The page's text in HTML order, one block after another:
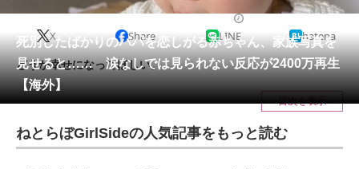
リサーチ
会員記事
メディア
注目記事を集めた総合ページ
ITの今と未来を見通す
死別したばかりのパパを恋しがる赤ちゃん、家族写真を
見せると…… 涙なしでは見られない反応が2400万再生
【海外】
X Share LINE hatena
どうか幸せになってほしい。
目次を表示
ねとらぼGirlSideの人気記事をもっと読む